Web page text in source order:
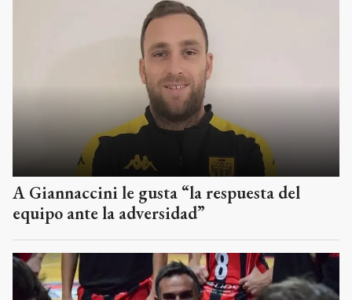
A Giannaccini le gusta “la respuesta del
equipo ante la adversidad”